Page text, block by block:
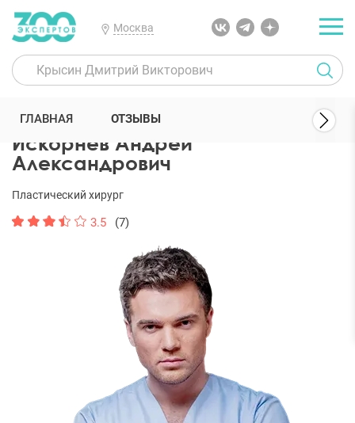
Москва
300 Экспертов Пластические хирурги Искорнев Андрей
Искорнев Андрей
Александрович
Пластический хирург
3.5 (7)
ГЛАВНАЯ ОТЗЫВЫ